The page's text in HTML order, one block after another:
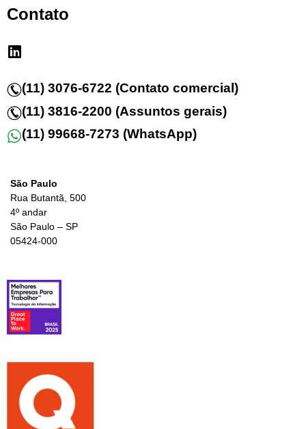
Contato
(11) 3076-6722 (Contato comercial)
(11) 3816-2200 (Assuntos gerais)
(11) 99668-7273 (WhatsApp)
São Paulo
Rua Butantã, 500
4º andar
São Paulo – SP
05424-000